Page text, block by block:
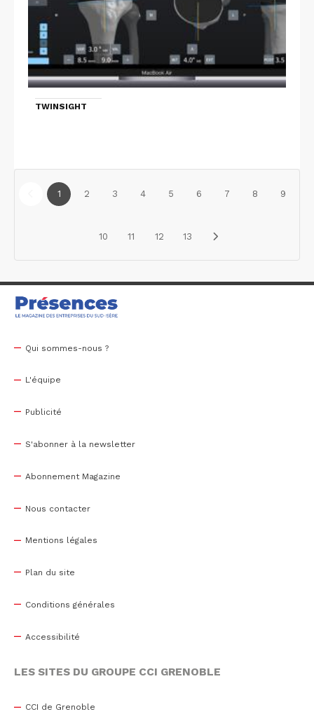
TWINSIGHT
1 2 3 4 5 6 7 8 9
10 11 12 13
Qui sommes-nous ?
L'équipe
Publicité
S'abonner à la newsletter
Abonnement Magazine
Nous contacter
Mentions légales
Plan du site
Conditions générales
Accessibilité
LES SITES DU GROUPE CCI GRENOBLE
CCI de Grenoble